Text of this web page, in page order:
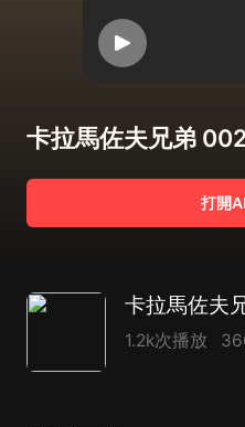
卡拉馬佐夫兄弟
打開
1.2k次播放